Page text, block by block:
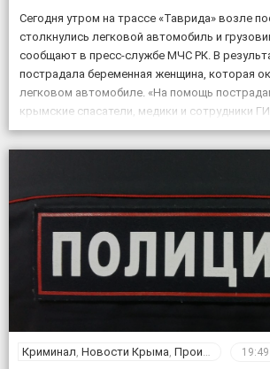
Сегодня утром на трассе «Таврида» возле
столкнулись легковой автомобиль и
сообщают в пресс-службе МЧС РК. В
пострадала беременная женщина, которая
легковом автомобиле. «На помощь
крымские спасатели, медики и сотрудники
успешно извлекли из искореженного авто,
медицинская помощь», — уточнили в […]
Криминал, Новости Крыма, Происшествия 19:49